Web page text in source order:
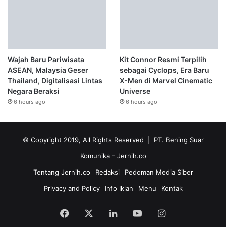
Wajah Baru Pariwisata
ASEAN, Malaysia Geser
Thailand, Digitalisasi Lintas
Negara Beraksi
6 hours ago
Kit Connor Resmi Terpilih
sebagai Cyclops, Era Baru
X-Men di Marvel Cinematic
Universe
6 hours ago
© Copyright 2019, All Rights Reserved | PT. Bening Suar
Komunika - Jernih.co
Tentang Jernih.co
Redaksi
Pedoman Media Siber
Privacy and Policy
Info Iklan Menu Kontak
Facebook LinkedInYouTubeInstagram